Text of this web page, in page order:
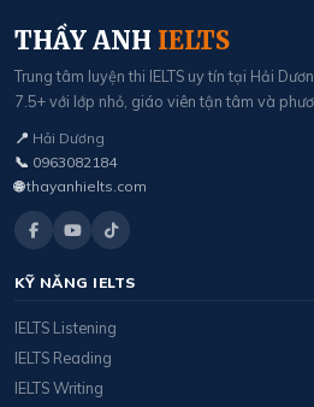
THẦY ANH IELTS
Trung tâm luyện thi IELTS uy tín tại Hải
7.5+ với lớp nhỏ, giáo viên tận tâm và
📍 Hải Dương
📞 0963082184
🌐 thayanhielts.com
KỸ NĂNG IELTS
IELTS Listening
IELTS Reading
IELTS Writing